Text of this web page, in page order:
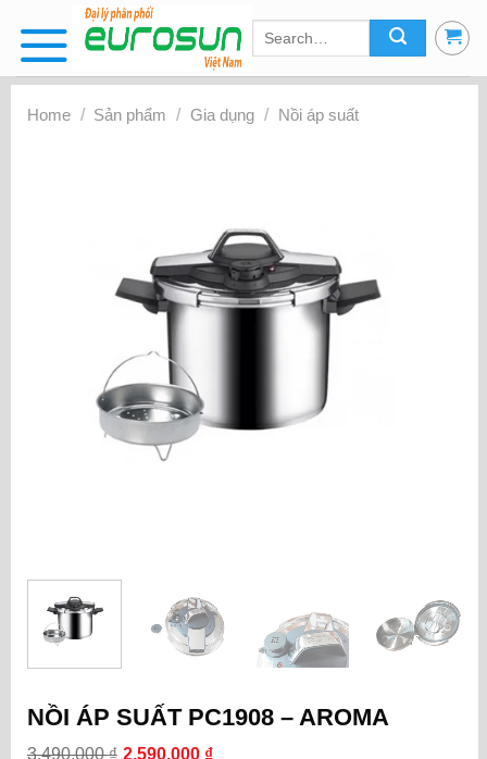
content
Home / Sản phẩm / Gia dụng / Nồi áp suất
NỒI ÁP SUẤT PC1908 – AROMA
3,490,000₫ 2,590,000 ₫